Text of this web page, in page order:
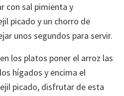
con sal pimienta y
picado y un chorro de
unos segundos para servir.
los platos poner el arroz las
hígados y encima el
picado, disfrutar de esta